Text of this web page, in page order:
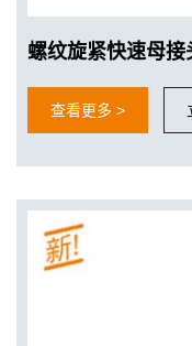
螺纹旋紧快速母接
查看更多 >